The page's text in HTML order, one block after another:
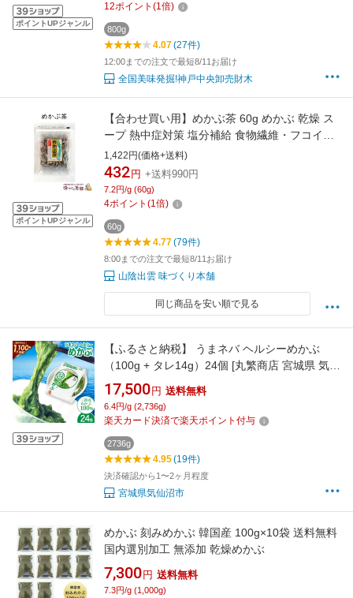
ポイントUPジャンル
12ポイント (1倍)
800g
4.07(27件)
12:00までの注文で最短8/11お届け
全国美味発掘!神戸中央卸売財木
ポイントUPジャンル
【合わせ買い用】めかぶ茶 60g めかぶ 乾燥 ス
ープ 熱中症対策 塩分補給 食物繊維・フコイダ
ンを含む健康茶
1,422円(価格+送料)
432 円 +送料990円
7.2円/g (60g)
4ポイント (1倍)
60g
4.77(79件)
8:00までの注文で最短8/11お届け
山陰出雲 味づくり本舗
同じ商品を安い順で見る
【ふるさと納税】 うまネバ ヘルシーめかぶ
（100g + タレ14g）24個 [丸繁商店 宮城県 気仙
沼市 20565499] 海藻 三陸 三陸産 雌株 めかぶ
メカブ 無添加 タレ付き 冷蔵
17,500 円 送料無料
6.4円/g (2,736g)
楽天カード決済で楽天ポイント付与
2736g
4.95(19件)
決済確認から1〜2ヶ月程度
宮城県気仙沼市
めかぶ 刻みめかぶ 韓国産 100g×10袋 送料無料
国内選別加工 無添加 乾燥めかぶ
7,300 円 送料無料
7.3円/g (1,000g)